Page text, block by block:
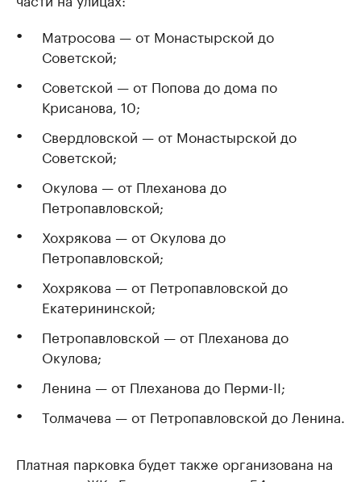
Матросова — от Монастырской до
Советской;
Советской — от Попова до дома по
Крисанова, 10;
Свердловской — от Монастырской до
Советской;
Окулова — от Плеханова до
Петропавловской;
Хохрякова — от Окулова до
Петропавловской;
Хохрякова — от Петропавловской до
Екатерининской;
Петропавловской — от Плеханова до
Окулова;
Ленина — от Плеханова до Перми-II;
Толмачева — от Петропавловской до Ленина.
Платная парковка будет также организована на